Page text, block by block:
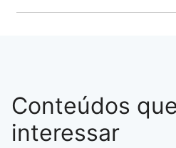
Conteúdos
interessar